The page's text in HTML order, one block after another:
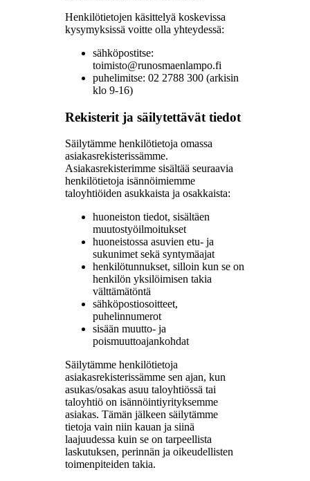
Henkilötietojen käsittelyä koskevissa
kysymyksissä voitte olla yhteydessä:
sähköpostitse:
toimisto@runosmaenlampo.fi
puhelimitse: 02 2788 300 (arkisin
klo 9-16)
Rekisterit ja säilytettävät tiedot
Säilytämme henkilötietoja omassa
asiakasrekisterissämme.
Asiakasrekisterimme sisältää seuraavia
henkilötietoja isännöimiemme
taloyhtiöiden asukkaista ja osakkaista:
huoneiston tiedot, sisältäen
muutostyöilmoitukset
huoneistossa asuvien etu- ja
sukunimet sekä syntymäajat
henkilötunnukset, silloin kun se on
henkilön yksilöimisen takia
välttämätöntä
sähköpostiosoitteet,
puhelinnumerot
sisään muutto- ja
poismuuttoajankohdat
Säilytämme henkilötietoja
asiakasrekisterissämme sen ajan, kun
asukas/osakas asuu taloyhtiössä tai
taloyhtiö on isännöintiyrityksemme
asiakas. Tämän jälkeen säilytämme
tietoja vain niin kauan ja siinä
laajuudessa kuin se on tarpeellista
laskutuksen, perinnän ja oikeudellisten
toimenpiteiden takia.